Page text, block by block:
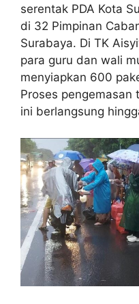
serentak PDA Kota
di 32 Pimpinan
Surabaya. Di TK
para guru dan wali
menyiapkan 600
Proses pengemasan
ini berlangsung